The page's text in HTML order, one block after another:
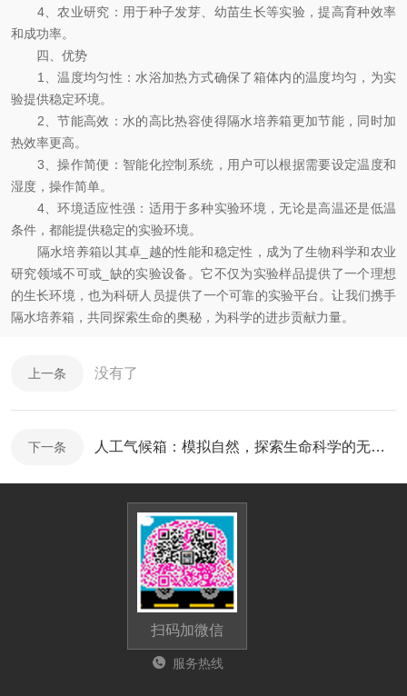
4、农业研究：用于种子发芽、幼苗生长等实验，提高育种效率
和成功率。
四、优势
1、温度均匀性：水浴加热方式确保了箱体内的温度均匀，为实
验提供稳定环境。
2、节能高效：水的高比热容使得隔水培养箱更加节能，同时加
热效率更高。
3、操作简便：智能化控制系统，用户可以根据需要设定温度和
湿度，操作简单。
4、环境适应性强：适用于多种实验环境，无论是高温还是低温
条件，都能提供稳定的实验环境。
隔水培养箱以其卓_越的性能和稳定性，成为了生物科学和农业
研究领域不可或_缺的实验设备。它不仅为实验样品提供了一个理想
的生长环境，也为科研人员提供了一个可靠的实验平台。让我们携手
隔水培养箱，共同探索生命的奥秘，为科学的进步贡献力量。
上一条 没有了
下一条 人工气候箱：模拟自然，探索生命科学的无限可能
扫码加微信
服务热线